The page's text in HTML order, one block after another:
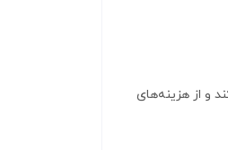
و از هزینه‌های